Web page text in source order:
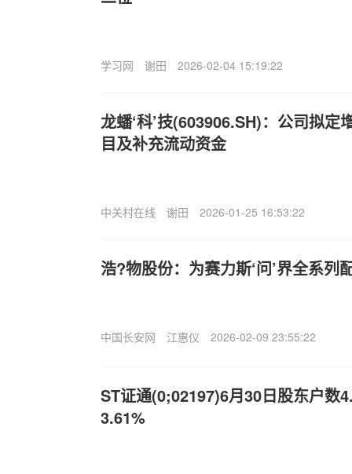
学习网 谢田 2026-02-04 15:19:22
龙蟠‘科’技(603906.SH)：公司拟定
目及补充流动资金
中关村在线 谢田 2026-01-25 16:53:22
浩?物股份：为赛力斯‘问’界全系列
中国长安网 江惠仪 2026-02-09 23:55:22
ST证通(0;02197)6月30日股东户数
3.61%